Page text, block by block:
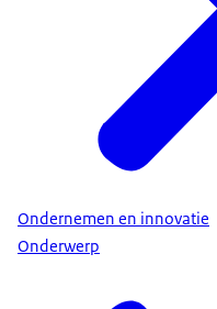
Ondernemen en innovatie
Onderwerp